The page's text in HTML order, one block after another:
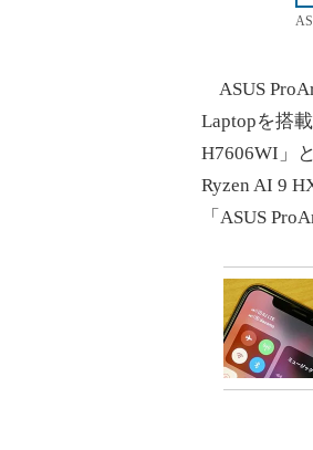
ASUS
Laptopを搭
H7606WI」
Ryzen AI 9
「ASUS